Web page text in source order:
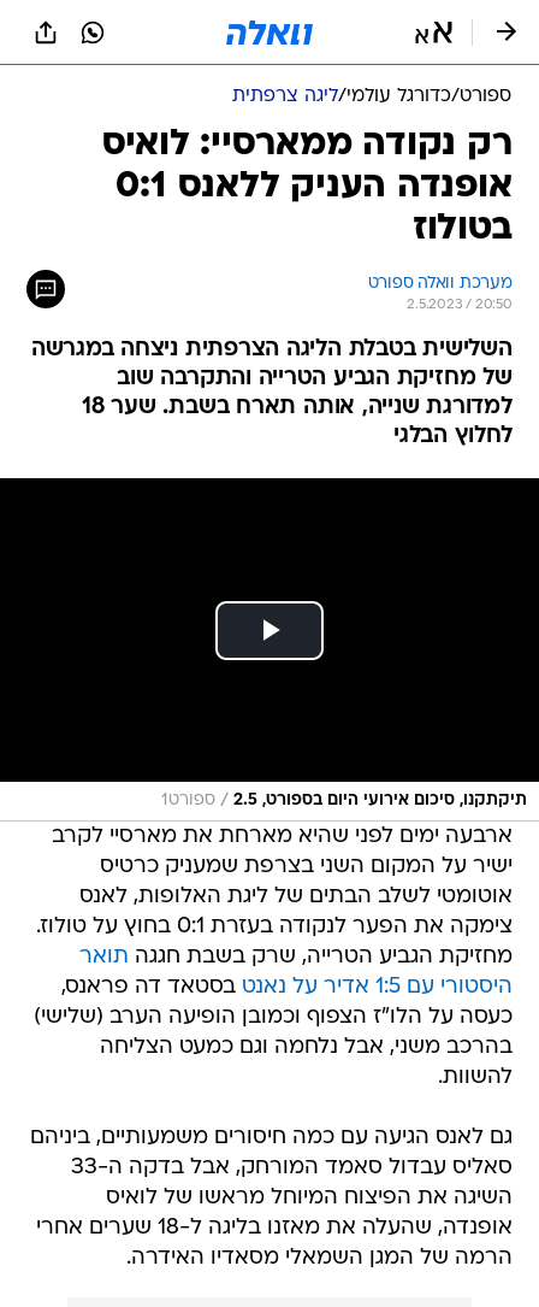
ספורט/כדורגל עולמי/ליגה צרפתית
רק נקודה ממארסיי: לואיס
אופנדה העניק ללאנס 0:1
בטולוז
מערכת וואלה ספורט
2.5.2023 / 20:50
השלישית בטבלת הליגה הצרפתית ניצחה במגרשה
של מחזיקת הגביע הטרייה והתקרבה שוב
למדורגת שנייה, אותה תארח בשבת. שער 18
לחלוץ הבלגי
תיקתקנו, סיכום אירועי היום בספורט, 2.5 / ספורט1
ארבעה ימים לפני שהיא מארחת את מארסיי לקרב
ישיר על המקום השני בצרפת שמעניק כרטיס
אוטומטי לשלב הבתים של ליגת האלופות, לאנס
צימקה את הפער לנקודה בעזרת 0:1 בחוץ על טולוז.
מחזיקת הגביע הטרייה, שרק בשבת חגגה תואר
היסטורי עם 1:5 אדיר על נאנט
בסטאד דה פראנס,
כעסה על הלו"ז הצפוף וכמובן הופיעה הערב (שלישי)
בהרכב משני, אבל נלחמה וגם כמעט הצליחה
להשוות.
גם לאנס הגיעה עם כמה חיסורים משמעותיים, ביניהם
סאליס עבדול סאמד המורחק, אבל בדקה ה-33
השיגה את הפיצוח המיוחל מראשו של לואיס
אופנדה, שהעלה את מאזנו בליגה ל-18 שערים אחרי
הרמה של המגן השמאלי מסאדיו האידרה.